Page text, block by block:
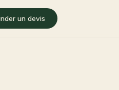
un devis